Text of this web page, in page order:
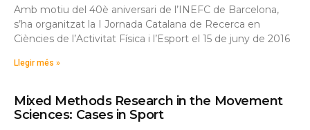
Amb motiu del 40è aniversari de l’INEFC de Barcelona,
s’ha organitzat la I Jornada Catalana de Recerca en
Ciències de l’Activitat Física i l’Esport el 15 de juny de 2016
Llegir més »
Mixed Methods Research in the Movement
Sciences: Cases in Sport